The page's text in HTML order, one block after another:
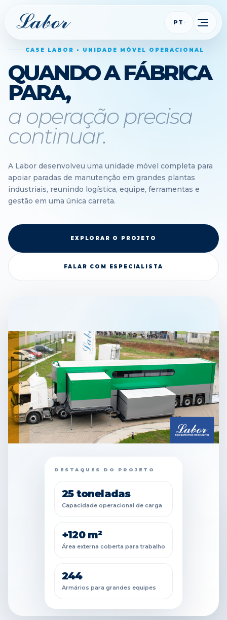
PT
CASE LABOR • UNIDADE MÓVEL OPERACIONAL
QUANDO A FÁBRICA
PARA,
a operação precisa
continuar.
A Labor desenvolveu uma unidade móvel completa para
apoiar paradas de manutenção em grandes plantas
industriais, reunindo logística, equipe, ferramentas e
gestão em uma única carreta.
EXPLORAR O PROJETO
FALAR COM ESPECIALISTA
DESTAQUES DO PROJETO
25 toneladas
Capacidade operacional de carga
+120 m²
Área externa coberta para trabalho
244
Armários para grandes equipes